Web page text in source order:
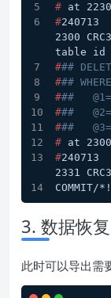
# at 2230
#240713
2300
table id
###
### WHERE
###
###
###
# at 2300
#240713
2331
COMMIT/
3. 数据恢复
此时可以导出需